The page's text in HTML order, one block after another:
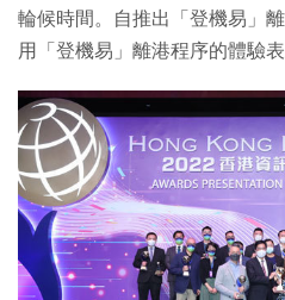
輪候時間。自推出「登機易」
用「登機易」離港程序的體驗表